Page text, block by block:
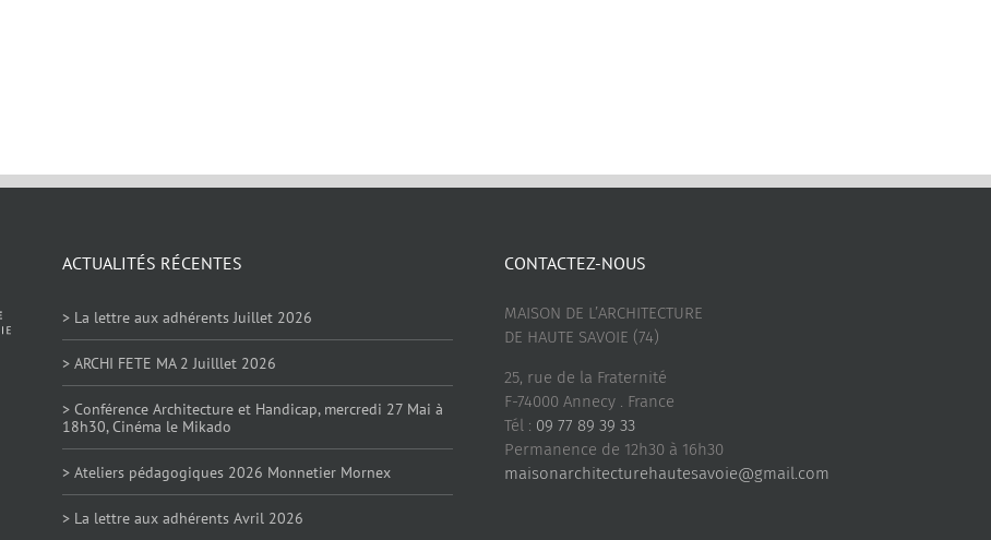
ACTUALITÉS RÉCENTES
> La lettre aux adhérents Juillet 2026
> ARCHI FETE MA 2 Juilllet 2026
> Conférence Architecture et Handicap, mercredi 27 Mai à
18h30, Cinéma le Mikado
> Ateliers pédagogiques 2026 Monnetier Mornex
> La lettre aux adhérents Avril 2026
CONTACTEZ-NOUS
MAISON DE L’ARCHITECTURE
DE HAUTE SAVOIE (74)
25, rue de la Fraternité
F-74000 Annecy . France
Tél : 09 77 89 39 33
Permanence de 12h30 à 16h30
maisonarchitecturehautesavoie@gmail.com